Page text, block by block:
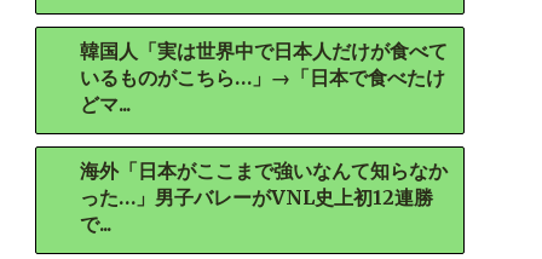
韓国人「実は世界中で日本人だけが食べて
いるものがこちら…」→「日本で食べたけ
どマ...
海外「日本がここまで強いなんて知らなか
った…」男子バレーがVNL史上初12連勝
で...